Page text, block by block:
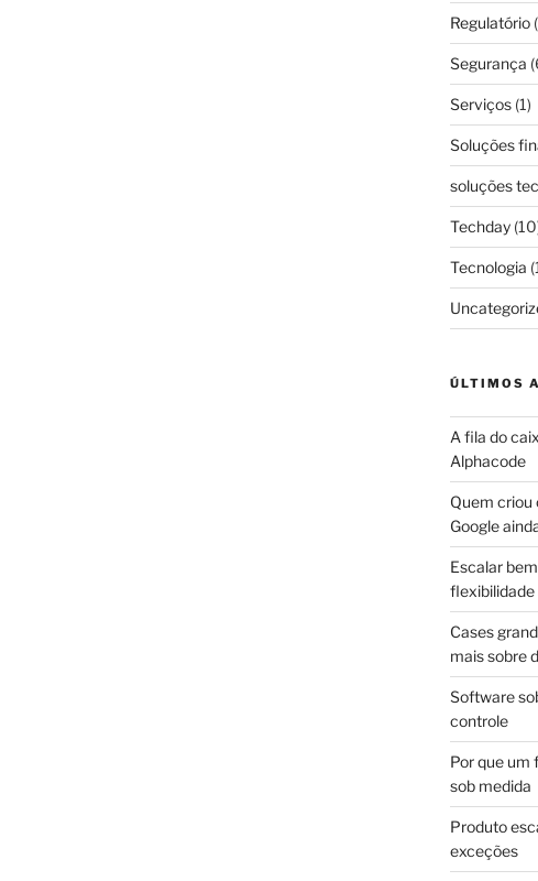
Regulatório
Segurança
Serviços(1)
Soluções
soluções
Techday
Tecnologia
ÚLTIMOS
A fila do
Alphacode
Quem criou
Google
Escalar
Cases
mais sobre
Software
controle
Por que um
sob medida
Produto
exceções